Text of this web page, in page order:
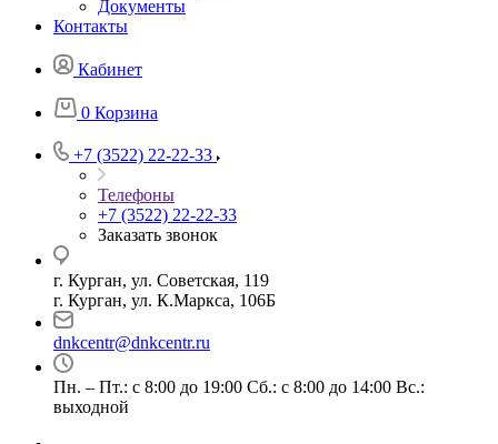
Документы
Контакты
Кабинет
0 Корзина
+7 (3522) 22-22-33
Телефоны
+7 (3522) 22-22-33
Заказать звонок
г. Курган, ул. Советская, 119
г. Курган, ул. К.Маркса, 106Б
dnkcentr@dnkcentr.ru
Пн. – Пт.: с 8:00 до 19:00 Сб.: с 8:00 до 14:00 Вс.:
выходной